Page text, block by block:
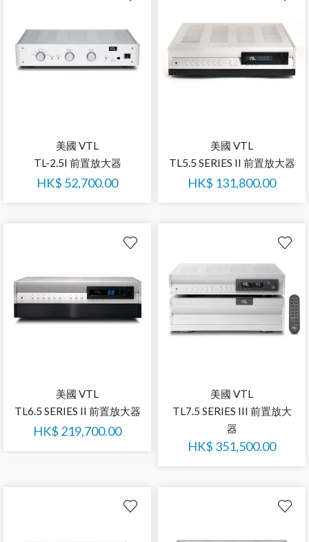
美國 VTL
TL-2.5I 前置放大器
HK$ 52,700.00
美國 VTL
TL5.5 SERIES II 前置放大器
HK$ 131,800.00
美國 VTL
TL6.5 SERIES II 前置放大器
HK$ 219,700.00
美國 VTL
TL7.5 SERIES III 前置放大
器
HK$ 351,500.00